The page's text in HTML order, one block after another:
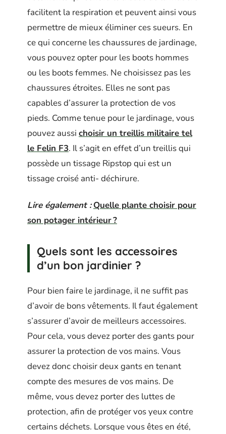
facilitent la respiration et peuvent ainsi vous
permettre de mieux éliminer ces sueurs. En
ce qui concerne les chaussures de jardinage,
vous pouvez opter pour les boots hommes
ou les boots femmes. Ne choisissez pas les
chaussures étroites. Elles ne sont pas
capables d’assurer la protection de vos
pieds. Comme tenue pour le jardinage, vous
pouvez aussi choisir un treillis militaire tel
le Felin F3. Il s’agit en effet d’un treillis qui
possède un tissage Ripstop qui est un
tissage croisé anti- déchirure.
Lire également : Quelle plante choisir pour
son potager intérieur ?
Quels sont les accessoires
d’un bon jardinier ?
Pour bien faire le jardinage, il ne suffit pas
d’avoir de bons vêtements. Il faut également
s’assurer d’avoir de meilleurs accessoires.
Pour cela, vous devez porter des gants pour
assurer la protection de vos mains. Vous
devez donc choisir deux gants en tenant
compte des mesures de vos mains. De
même, vous devez porter des luttes de
protection, afin de protéger vos yeux contre
certains déchets. Lorsque vous êtes en été,